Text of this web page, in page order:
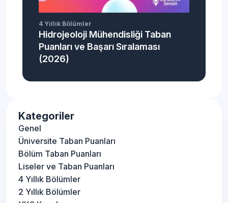
4 Yıllık Bölümler
Hidrojeoloji Mühendisliği Taban
Puanları ve Başarı Sıralaması
(2026)
Kategoriler
Genel
Üniversite Taban Puanları
Bölüm Taban Puanları
Liseler ve Taban Puanları
4 Yıllık Bölümler
2 Yıllık Bölümler